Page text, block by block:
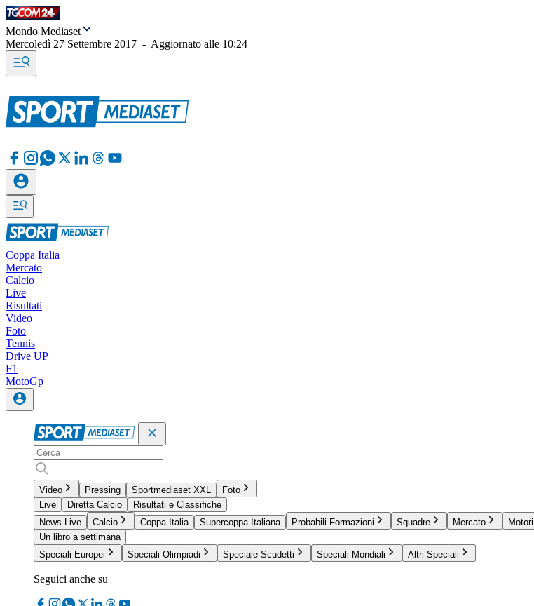
Mondo Mediaset
Mercoledì 27 Settembre 2017 - Aggiornato alle 10:24
Coppa Italia
Mercato
Calcio
Live
Risultati
Video
Foto
Tennis
Drive UP
F1
MotoGp
Video Pressing Sportmediaset XXL
Foto
Live
Diretta Calcio
Risultati e Classifiche
News Live
Calcio Coppa Italia Supercoppa Italiana Probabili Formazioni Squadre Mercato Motori
Un libro a settimana
Speciali Europei
Speciali Olimpiadi Speciale Scudetti Speciali Mondiali Altri Speciali
Seguici anche su